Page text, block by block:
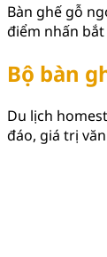
Bàn ghế gỗ
điểm nhấn
Bộ bàn
Du lịch
đáo, giá trị